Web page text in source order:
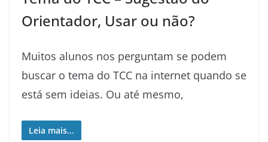
Orientador, Usar ou não?
Muitos alunos nos perguntam se podem
buscar o tema do TCC na internet quando se
está sem ideias. Ou até mesmo,
Leia mais...